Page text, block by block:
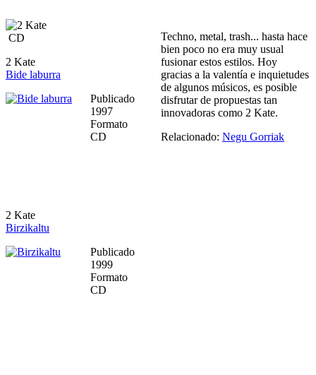
CD
2 Kate
Bide laburra
Publicado
1997
Formato
CD
2 Kate
Birzikaltu
Publicado
1999
Formato
CD
Techno, metal, trash... hasta hace
bien poco no era muy usual
fusionar estos estilos. Hoy
gracias a la valentía e inquietudes
de algunos músicos, es posible
disfrutar de propuestas tan
innovadoras como 2 Kate.
Relacionado: Negu Gorriak